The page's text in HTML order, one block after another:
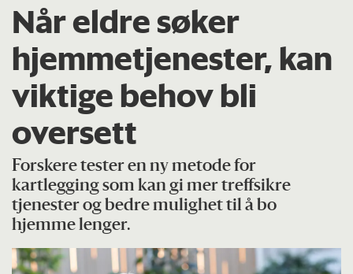
Når eldre søker
hjemmetjenester, kan
viktige behov bli
oversett
Forskere tester en ny metode for
kartlegging som kan gi mer treffsikre
tjenester og bedre mulighet til å bo
hjemme lenger.